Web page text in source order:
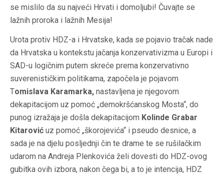
se mislilo da su najveći Hrvati i domoljubi! Čuvajte se
lažnih proroka i lažnih Mesija!
Urota protiv HDZ-a i Hrvatske, kada se pojavio tračak nade
da Hrvatska u kontekstu jačanja konzervativizma u Europi i
SAD-u logičnim putem skreće prema konzervativno
suverenističkim politikama, započela je pojavom
Tomislava Karamarka, nastavljena je njegovom
dekapitacijom uz pomoć „demokršćanskog Mosta“, do
punog izražaja je došla dekapitacijom Kolinde Grabar
Kitarović uz pomoć „škorojevića“ i pseudo desnice, a
sada je na djelu posljednji čin te drame te se rušilačkim
udarom na Andreja Plenkovića želi dovesti do HDZ-ovog
gubitka ovih izbora, nakon čega bi, a to je intencija, HDZ